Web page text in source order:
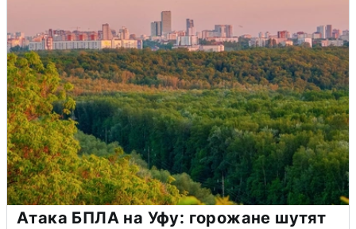
Атака БПЛА на Уфу: горожане шутят